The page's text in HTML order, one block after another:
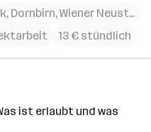
, Dornbirn,Wiener Neustadt
13 € stündlich
ist erlaubt und was